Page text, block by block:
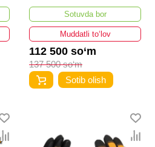
Sotuvda bor
Muddatli to‘lov
112 500 so‘m
137 500 so‘m
Sotib olish